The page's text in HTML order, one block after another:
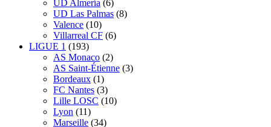
UD Almería (6)
UD Las Palmas (8)
Valence (10)
Villarreal CF (6)
LIGUE 1 (193)
AS Monaco (2)
AS Saint-Étienne (3)
Bordeaux (1)
FC Nantes (3)
Lille LOSC (10)
Lyon (11)
Marseille (34)